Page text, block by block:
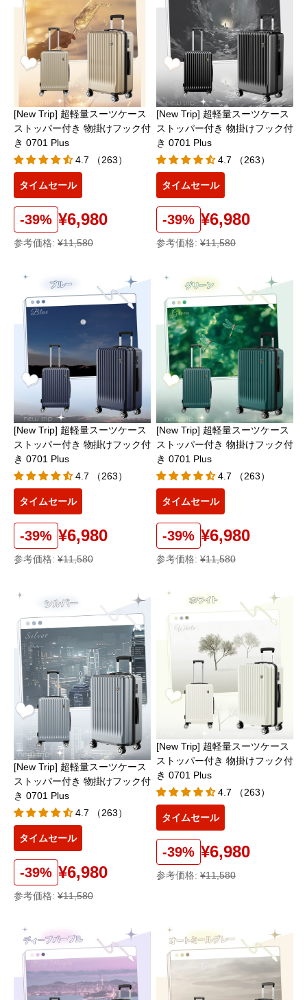
[New Trip] 超軽量スーツケース
ストッパー付き 物掛けフック付
き 0701 Plus
4.7 （263）
タイムセール
-39% ¥6,980
参考価格: ¥11,580
[New Trip] 超軽量スーツケース
ストッパー付き 物掛けフック付
き 0701 Plus
4.7 （263）
タイムセール
-39% ¥6,980
参考価格: ¥11,580
[New Trip] 超軽量スーツケース
ストッパー付き 物掛けフック付
き 0701 Plus
4.7 （263）
タイムセール
-39% ¥6,980
参考価格: ¥11,580
[New Trip] 超軽量スーツケース
ストッパー付き 物掛けフック付
き 0701 Plus
4.7 （263）
タイムセール
-39% ¥6,980
参考価格: ¥11,580
[New Trip] 超軽量スーツケース
ストッパー付き 物掛けフック付
き 0701 Plus
4.7 （263）
タイムセール
-39% ¥6,980
参考価格: ¥11,580
[New Trip] 超軽量スーツケース
ストッパー付き 物掛けフック付
き 0701 Plus
4.7 （263）
タイムセール
-39% ¥6,980
参考価格: ¥11,580